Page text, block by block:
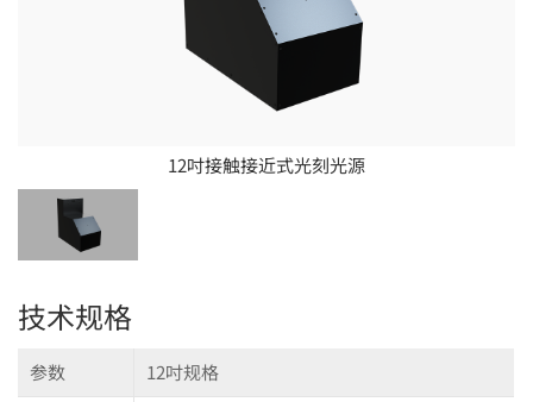
12吋接触接近式光刻光源
技术规格
参数
12吋规格